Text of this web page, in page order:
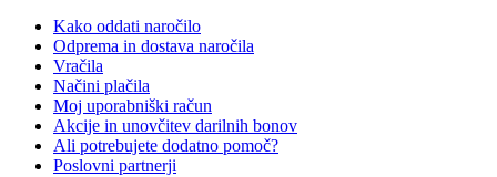
Kako oddati naročilo
Odprema in dostava naročila
Vračila
Načini plačila
Moj uporabniški račun
Akcije in unovčitev darilnih bonov
Ali potrebujete dodatno pomoč?
Poslovni partnerji